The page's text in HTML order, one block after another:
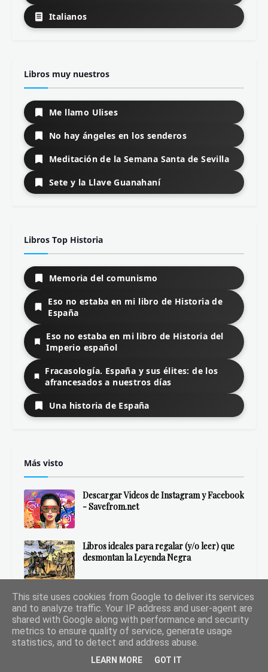
Italianos
Libros muy nuestros
Me llamo Ulises
No hay ángeles en los senderos
Meditación de la Semana Santa de Sevilla
Sete y la Llave Guanahaní
Libros Top Historia
Memoria del comunismo
Eso no estaba en mi libro de Historia de
España
Eso no estaba en mi libro de Historia del
Imperio español
Fracasología. España y sus élites: de los
afrancesados a nuestros días
Una historia de España
Más visto
Descargar Videos de Instagram y Facebook
- Savefrom.net
Libros ideales para regalar (y/o leer) que
desmontan la Leyenda Negra
Don Miguel Ruiz: Los Cuatro Acuerdos
Libro Resumen
This site uses cookies from Google to deliver its services
and to analyze traffic. Your IP address and user-agent are
shared with Google along with performance and security
metrics to ensure quality of service, generate usage
statistics, and to detect and address abuse.
LEARN MORE GOT IT